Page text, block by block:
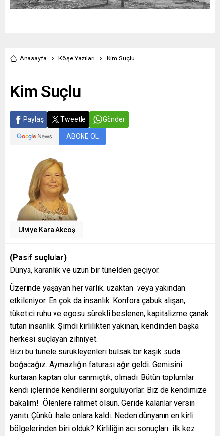
Anasayfa Köşe Yazıları Kim Suçlu
Kim Suçlu
Paylaş Tweetle Gönder
ABONE OL
Ulviye Kara Akcoş
(Pasif suçlular)
Dünya, karanlık ve uzun bir tünelden geçiyor.
Üzerinde yaşayan her varlık, uzaktan veya yakından
etkileniyor. En çok da insanlık. Konfora çabuk alışan,
tüketici ruhu ve egosu sürekli beslenen, kapitalizme çanak
tutan insanlık. Şimdi kirlilikten yakınan, kendinden başka
herkesi suçlayan zihniyet.
Bizi bu tünele sürükleyenleri bulsak bir kaşık suda
boğacağız. Aymazlığın faturası ağır geldi. Gemisini
kurtaran kaptan olur sanmıştık, olmadı. Bütün toplumlar
kendi içlerinde kendilerini sorguluyorlar. Biz de kendimize
bakalım! Ölenlere rahmet olsun. Geride kalanlar versin
yanıtı. Çünkü ihale onlara kaldı. Neden dünyanın en kirli
bölgelerinden biri olduk? Kirliliğin acı sonuçları ilk kez